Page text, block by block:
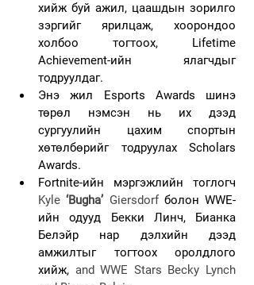
хийж буй ажил, цаашдын зорилго
зэргийг ярилцаж, хоорондоо
холбоо тогтоох, Lifetime
Achievement-ийн ялагчдыг
тодруулдаг.
Энэ жил Esports Awards шинэ
төрөл нэмсэн нь их дээд
сургуулийн цахим спортын
хөтөлбөрийг тодруулах Scholars
Awards.
Kyle ‘Bugha’ Giersdorf болон WWE-
ийн одууд Бекки Линч, Бианка
Белэйр нар дэлхийн дээд
амжилтыг тогтоох оролдлого
хийж, and WWE Stars Becky Lynch